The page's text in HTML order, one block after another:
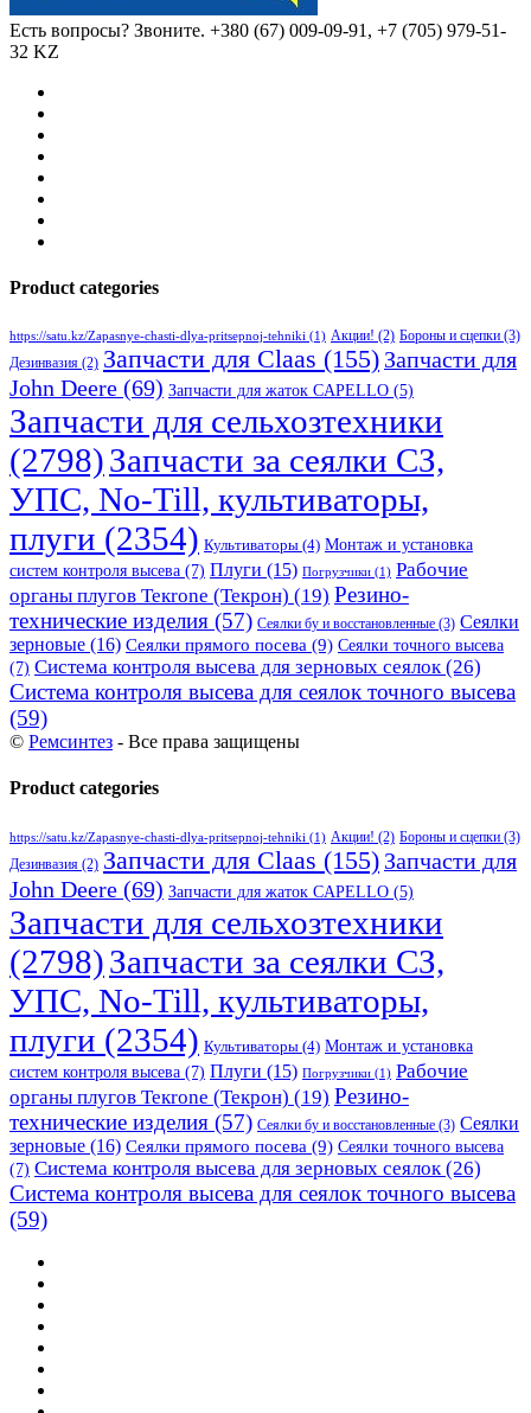
Есть вопросы? Звоните. +380 (67) 009-09-91, +7 (705) 979-51-
32 KZ
Product categories
https://satu.kz/Zapasnye-chasti-dlya-pritsepnoj-tehniki (1) Акции! (2) Бороны и сцепки (3)
Дезинвазия (2) Запчасти для Claas (155) Запчасти для
John Deere (69) Запчасти для жаток CAPELLO (5)
Запчасти для сельхозтехники
(2798)Запчасти за сеялки СЗ,
УПС, No-Till, культиваторы,
плуги (2354) Культиваторы (4) Монтаж и установка
систем контроля высева (7) Плуги (15) Погрузчики (1) Рабочие
органы плугов Текrоne (Текрон) (19) Резино-
технические изделия (57) Сеялки бу и восстановленные (3) Сеялки
зерновые (16) Сеялки прямого посева (9) Сеялки точного высева
(7) Система контроля высева для зерновых сеялок(26)
Система контроля высева для сеялок точного высева
(59)
© Ремсинтез - Все права защищены
Product categories
https://satu.kz/Zapasnye-chasti-dlya-pritsepnoj-tehniki (1) Акции! (2) Бороны и сцепки (3)
Дезинвазия (2) Запчасти для Claas (155) Запчасти для
John Deere (69) Запчасти для жаток CAPELLO (5)
Запчасти для сельхозтехники
(2798)Запчасти за сеялки СЗ,
УПС, No-Till, культиваторы,
плуги (2354) Культиваторы (4) Монтаж и установка
систем контроля высева (7) Плуги (15) Погрузчики (1) Рабочие
органы плугов Текrоne (Текрон) (19) Резино-
технические изделия (57) Сеялки бу и восстановленные (3) Сеялки
зерновые (16) Сеялки прямого посева (9) Сеялки точного высева
(7) Система контроля высева для зерновых сеялок (26)
Система контроля высева для сеялок точного высева
(59)